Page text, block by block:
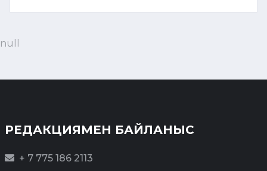
null
РЕДАКЦИЯМЕН БАЙЛАНЫС
+ 7 775 186 2113